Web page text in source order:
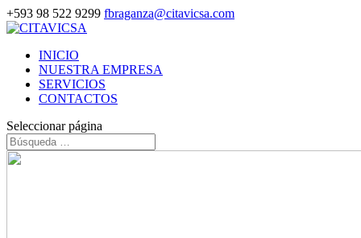
+593 98 522 9299 fbraganza@citavicsa.com
INICIO
NUESTRA EMPRESA
SERVICIOS
CONTACTOS
Seleccionar página